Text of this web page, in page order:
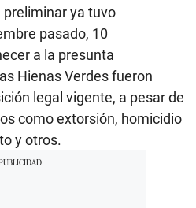
ya tuvo
pasado, 10
a la presunta
Hienas Verdes fueron
legal vigente, a pesar de
como extorsión, homicidio
y otros.